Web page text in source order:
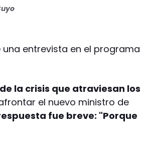
entrevista en el programa
la crisis que atraviesan los
el nuevo ministro de
fue breve: "Porque